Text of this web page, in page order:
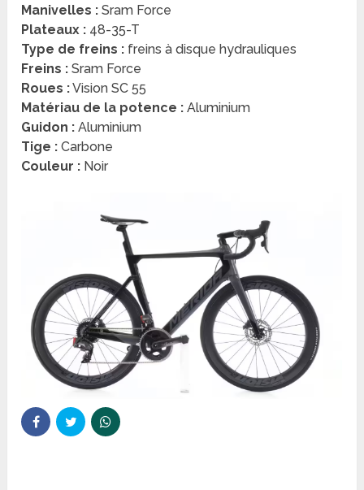
Manivelles :Sram Force
Plateaux : 48-35-T
Type de freins : freins à disque hydrauliques
Freins :Sram Force
Roues :Vision SC 55
Matériau de la potence :Aluminium
Guidon : Aluminium
Tige :Carbone
Couleur : Noir